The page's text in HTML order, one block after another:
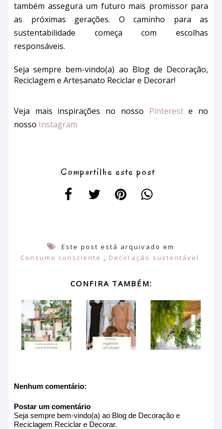
também assegura um futuro mais promissor para
as próximas gerações. O caminho para as
sustentabilidade começa com escolhas
responsáveis.
Seja sempre bem-vindo(a) ao Blog de Decoração,
Reciclagem e Artesanato Reciclar e Decorar!
Veja mais inspirações no nosso Pintereste no
nosso Instagram
Compartilhe este post
Este post está arquivado em
Consumo consciente , Decoração sustentável
CONFIRA TAMBÉM:
Nenhum comentário:
Postar um comentário
Seja sempre bem-vindo(a) ao Blog de Decoração e
Reciclagem Reciclar e Decorar.